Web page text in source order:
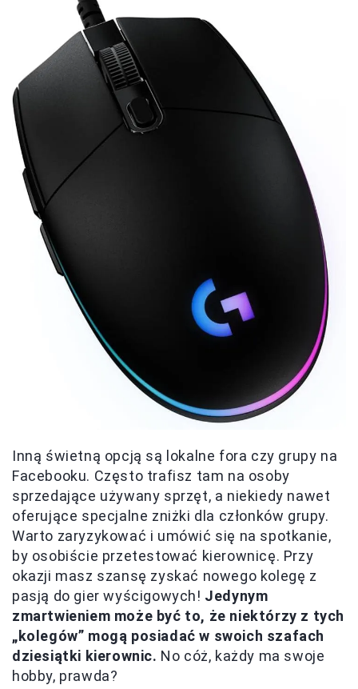
Inną świetną opcją są lokalne fora czy grupy na
Facebooku. Często trafisz tam na osoby
sprzedające używany sprzęt, a niekiedy nawet
oferujące specjalne zniżki dla członków grupy.
Warto zaryzykować i umówić się na spotkanie,
by osobiście przetestować kierownicę. Przy
okazji masz szansę zyskać nowego kolegę z
pasją do gier wyścigowych! Jedynym
zmartwieniem może być to, że niektórzy z tych
„kolegów” mogą posiadać w swoich szafach
dziesiątki kierownic. No cóż, każdy ma swoje
hobby, prawda?